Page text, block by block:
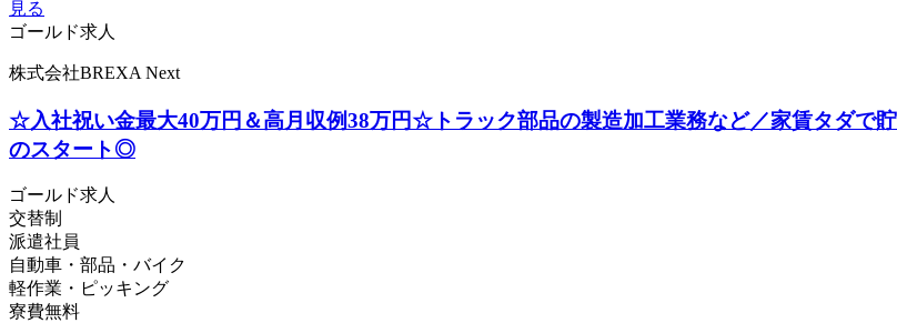
見る
ゴールド求人
株式会社BREXA Next
☆入社祝い金最大40万円＆高月収例38万円☆トラック部品の製造加工業務など／家賃タダで
のスタート◎
ゴールド求人
交替制
派遣社員
自動車・部品・バイク
軽作業・ピッキング
寮費無料